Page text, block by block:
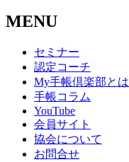
MENU
セミナー
認定コーチ
My手帳倶楽部とは
手帳コラム
YouTube
会員サイト
協会について
お問合せ